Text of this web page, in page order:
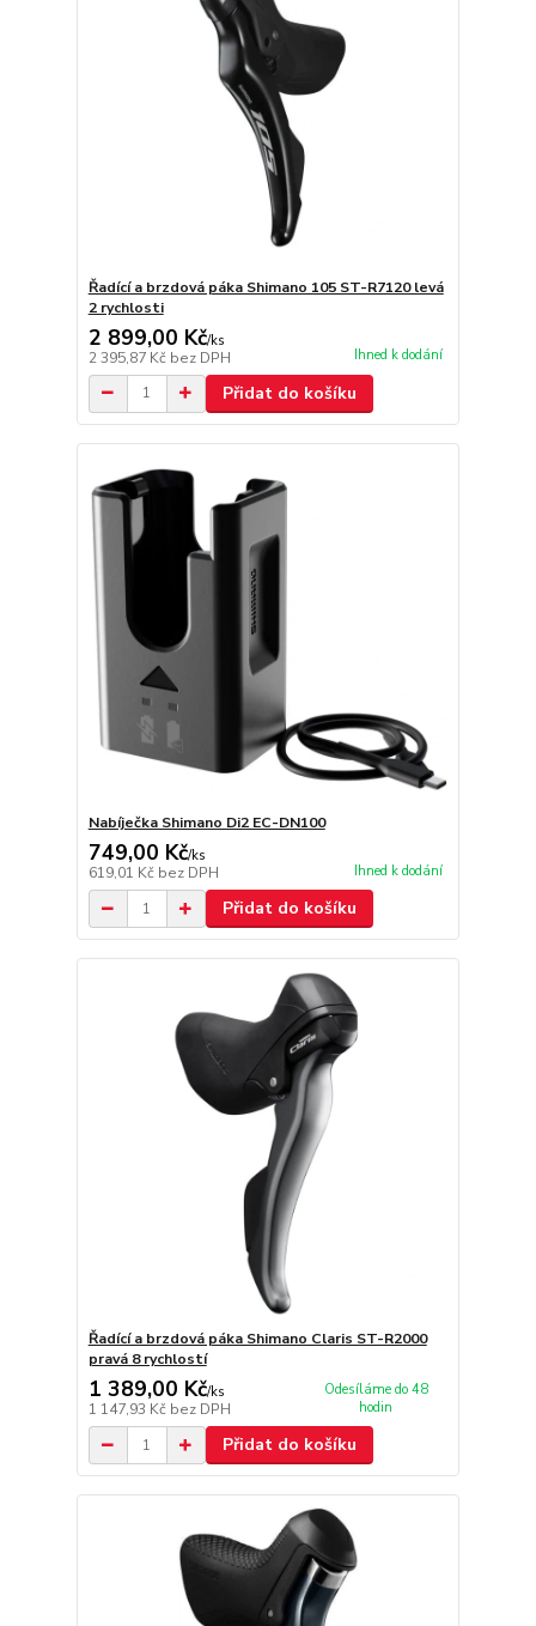
Řadící a brzdová páka Shimano 105 ST-R7120 levá
2 rychlosti
2 899,00 Kč/ks
2 395,87 Kč bez DPH Ihned k dodání
Přidat do košíku
Nabíječka Shimano Di2 EC-DN100
749,00 Kč/ks
619,01 Kč bez DPH Ihned k dodání
Přidat do košíku
Řadící a brzdová páka Shimano Claris ST-R2000
pravá 8 rychlostí
1 389,00 Kč/ks
1 147,93 Kč bez DPH
Odesíláme do 48
hodin
Přidat do košíku